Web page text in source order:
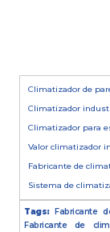
Climatizador de
Climatizador
Climatizador para
Valor climatizador
Fabricante de
Sistema de
Tags:Fabricante
Fabricante de